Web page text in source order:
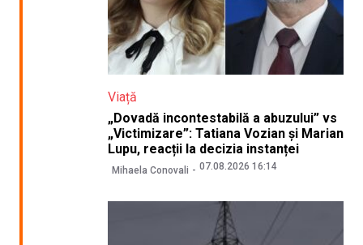
Viață
„Dovadă incontestabilă a abuzului” vs
„Victimizare”: Tatiana Vozian și Marian
Lupu, reacții la decizia instanței
Mihaela Conovali 07.08.2026 16:14